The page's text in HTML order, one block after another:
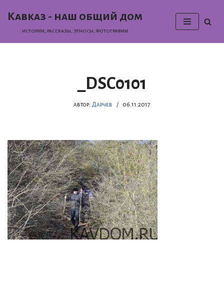
Кавказ - наш общий дом
истории, раcсказы, этносы, фотографии
_DSC0101
автор: Дарчев 06.11.2017